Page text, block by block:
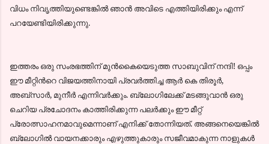
വിധം നിവൃത്തിയുണ്ടെങ്കില്‍ ഞാന്‍ അവിടെ എത്തിയിരിക്കും എന്ന്‍
പറയേണ്ടിയിരിക്കുന്നു.
ഇത്തരം ഒരു സംരഭത്തിന് മുന്‍കൈയെടുത്ത സാബുവിന് നന്ദി! ഒപ്പം
ഈ മീറ്റിന്‍റെ വിജയത്തിനായി പ്രവര്‍ത്തിച്ച ആര്‍ കെ തിരൂര്‍,
അബ്സാര്‍, മുനീര്‍ എന്നിവര്‍ക്കും. ബ്ലോഗിലേക്ക് മടങ്ങുവാന്‍ ഒരു
ചെറിയ പ്രചോദനം കാത്തിരിക്കുന്ന പലര്‍ക്കും ഈ മീറ്റ്‌
പ്രോത്സാഹനമാവുമെന്നാണ് എനിക്ക് തോന്നിയത്. അങ്ങനെയെങ്കില്‍
ബ്ലോഗില്‍ വായനക്കാരും എഴുത്തുകാരും സജീവമാകുന്ന നാളുകള്‍